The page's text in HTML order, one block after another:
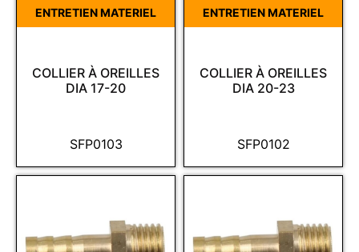
SFP0103
COLLIER À OREILLES
DIA 17-20
ENTRETIEN MATERIEL
SFP0102
COLLIER À OREILLES
DIA 20-23
ENTRETIEN MATERIEL